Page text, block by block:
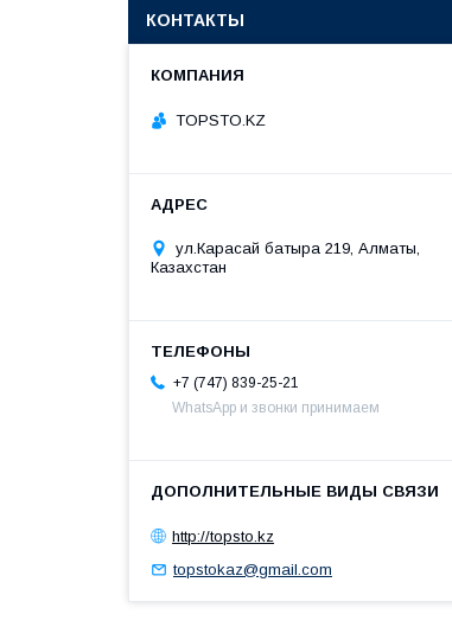
КОНТАКТЫ
TOPSTO.KZ
ул.Карасай батыра 219, Алматы,
Казахстан
+7 (747) 839-25-21
WhatsApp и звонки принимаем
http://topsto.kz
topstokaz@gmail.com